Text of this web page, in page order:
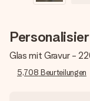
Glas mit Gravur -
5,708 Beurteilungen